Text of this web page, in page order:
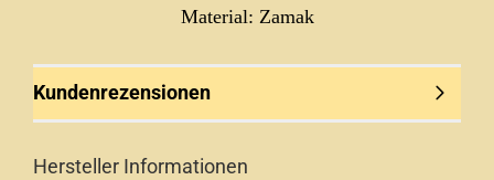
Material: Zamak
Kundenrezensionen
Hersteller Informationen